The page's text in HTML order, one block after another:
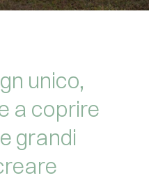
unico,
a coprire
grandi